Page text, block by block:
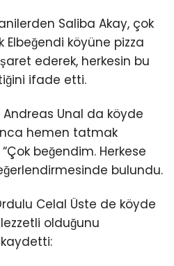
Saliba Akay, çok
Elbeğendi köyüne pizza
ederek, herkesin bu
ifade etti.
Unal da köyde
hemen tatmak
beğendim. Herkese
bulundu.
Celal Üste de köyde
olduğunu